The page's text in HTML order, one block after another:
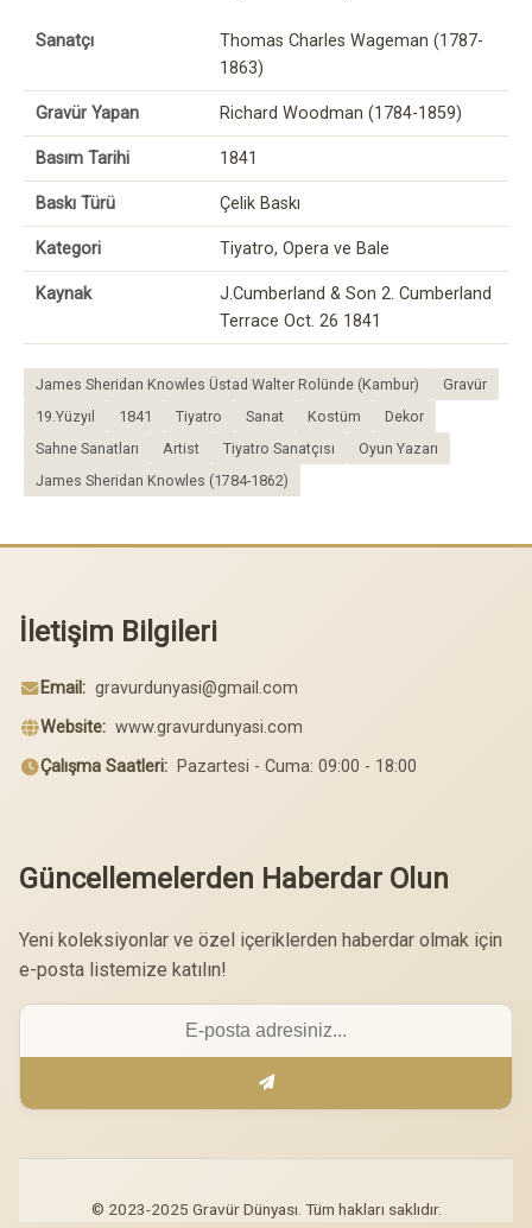
Sanatçı
Thomas Charles Wageman (1787-
1863)
Gravür Yapan Richard Woodman (1784-1859)
Basım Tarihi 1841
Baskı Türü Çelik Baskı
Kategori Tiyatro, Opera ve Bale
Kaynak
J.Cumberland & Son 2. Cumberland
Terrace Oct. 26 1841
James Sheridan Knowles Üstad Walter Rolünde (Kambur)
Gravür
19.Yüzyıl
1841 Tiyatro Sanat Kostüm
Dekor
Sahne Sanatları
Artist Tiyatro Sanatçısı
Oyun Yazarı
James Sheridan Knowles (1784-1862)
İletişim Bilgileri
Email: gravurdunyasi@gmail.com
Website: www.gravurdunyasi.com
Çalışma Saatleri: Pazartesi - Cuma: 09:00 - 18:00
Güncellemelerden Haberdar Olun
Yeni koleksiyonlar ve özel içeriklerden haberdar olmak için
e-posta listemize katılın!
© 2023-2025 Gravür Dünyası. Tüm hakları saklıdır.